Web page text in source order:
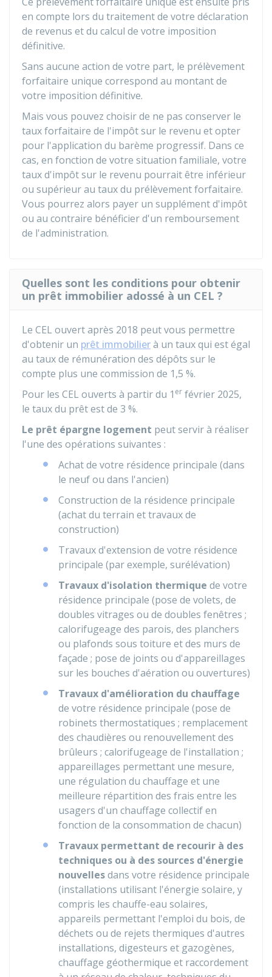
en compte lors du traitement de votre déclaration
de revenus et du calcul de votre imposition
définitive.
Sans aucune action de votre part, le prélèvement
forfaitaire unique correspond au montant de
votre imposition définitive.
Mais vous pouvez choisir de ne pas conserver le
taux forfaitaire de l'impôt sur le revenu et opter
pour l'application du barème progressif. Dans ce
cas, en fonction de votre situation familiale, votre
taux d'impôt sur le revenu pourrait être inférieur
ou supérieur au taux du prélèvement forfaitaire.
Vous pourrez alors payer un supplément d'impôt
ou au contraire bénéficier d'un remboursement
de l'administration.
Quelles sont les conditions pour obtenir
un prêt immobilier adossé à un CEL ?
Le CEL ouvert après 2018 peut vous permettre
d'obtenir un prêt immobilierà un taux qui est égal
au taux de rémunération des dépôts sur le
compte plus une commission de 1,5 %.
Pour les CEL ouverts à partir du 1 er février 2025,
le taux du prêt est de 3 %.
Le prêt épargne logement peut servir à réaliser
l'une des opérations suivantes :
Achat de votre résidence principale (dans
le neuf ou dans l'ancien)
Construction de la résidence principale
(achat du terrain et travaux de
construction)
Travaux d'extension de votre résidence
principale (par exemple, surélévation)
Travaux d'isolation thermique de votre
résidence principale (pose de volets, de
doubles vitrages ou de doubles fenêtres ;
calorifugeage des parois, des planchers
ou plafonds sous toiture et des murs de
façade ; pose de joints ou d'appareillages
sur les bouches d'aération ou ouvertures)
Travaux d'amélioration du chauffage
de votre résidence principale (pose de
robinets thermostatiques ; remplacement
des chaudières ou renouvellement des
brûleurs ; calorifugeage de l'installation ;
appareillages permettant une mesure,
une régulation du chauffage et une
meilleure répartition des frais entre les
usagers d'un chauffage collectif en
fonction de la consommation de chacun)
Travaux permettant de recourir à des
techniques ou à des sources d'énergie
nouvellesdans votre résidence principale
(installations utilisant l'énergie solaire, y
compris les chauffe-eau solaires,
appareils permettant l'emploi du bois, de
déchets ou de rejets thermiques d'autres
installations, digesteurs et gazogènes,
chauffage géothermique et raccordement